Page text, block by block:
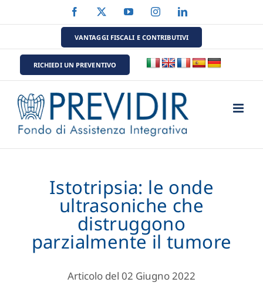
al
Facebook YouTubeInstagramLinkedIn
VANTAGGI FISCALI E CONTRIBUTIVI
RICHIEDI UN PREVENTIVO
Istotripsia: le onde
ultrasoniche che
distruggono
parzialmente il tumore
Articolo del 02 Giugno 2022